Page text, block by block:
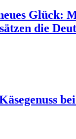
Glück:
die